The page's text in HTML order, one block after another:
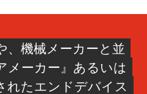
、機械メーカーと並
メーカー』あるいは
れたエンドデバイス